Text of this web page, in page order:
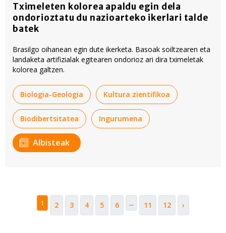
Tximeleten kolorea apaldu egin dela
ondorioztatu du nazioarteko ikerlari talde
batek
Brasilgo oihanean egin dute ikerketa. Basoak soiltzearen eta
landaketa artifizialak egitearen ondorioz ari dira tximeletak
kolorea galtzen.
Biologia-Geologia Kultura zientifikoa
Biodibertsitatea Ingurumena
Albisteak
1 2 3 4 5 6 ... 11 12 ›